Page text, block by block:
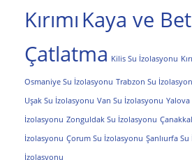
Kırımı Kaya ve
Çatlatma Kilis Su İzolasyonu
Osmaniye Su İzolasyonu Trabzon Su
Uşak Su İzolasyonu Van Su İzolasyonu Yalova
İzolasyonu Zonguldak Su İzolasyonu
İzolasyonu Çorum Su İzolasyonu Şanlıurfa
İzolasyonu